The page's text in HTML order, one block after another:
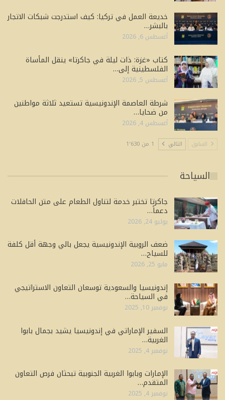
خديعة العمل في تركيا: كيف استدرجت شبكات الاتجار
بالبشر…
أغسطس 6, 2026
كتاب «غزة: ذات ليلة في جاكرتا» ينقل المأساة
الفلسطينية إلى…
أغسطس 5, 2026
شرطة العاصمة الإندونيسية تستعيد ثلاثة مواطنين
من ضحايا…
أغسطس 4, 2026
السابق التالي 1 من 1٬630
السياحة
جاكرتا تختبر خدمة لتناول الطعام على متن الحافلات
دعماً…
يوليو 24, 2026
ضعف الروبية الإندونيسية يجعل بالي وجهة أقل كلفة
للسياح…
مايو 25, 2026
إندونيسيا والسعودية توسعان التعاون الاستراتيجي
في السياحة…
نوفمبر 10, 2025
السفير الإماراتي في إندونيسيا يشيد بجمال بابوا
الغربية…
نوفمبر 4, 2025
الإمارات وبابوا الغربية الجنوبية تبحثان فرص التعاون
المتقدم…
نوفمبر 4, 2025